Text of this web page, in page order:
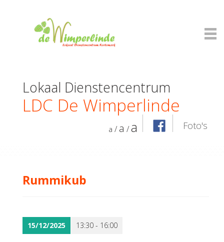
Lokaal Dienstencentrum
LDC De Wimperlinde
a / a /a Foto's
Rummikub
15/12/2025 13:30 - 16:00